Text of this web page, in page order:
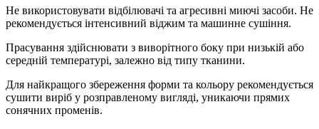
Не використовувати відбілювачі та агресивні миючі засоби. Не
рекомендується інтенсивний віджим та машинне сушіння.
Прасування здійснювати з виворітного боку при низькій або
середній температурі, залежно від типу тканини.
Для найкращого збереження форми та кольору рекомендується
сушити виріб у розправленому вигляді, уникаючи прямих
сонячних променів.